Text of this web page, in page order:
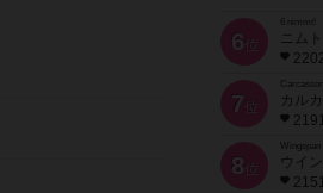
6 位
ニムト
7 位
カル
8 位
Wingspan
ウイ